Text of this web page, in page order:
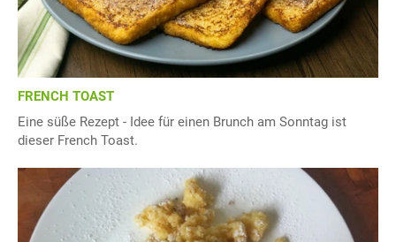
FRENCH TOAST
Eine süße Rezept - Idee für einen Brunch am Sonntag ist
dieser French Toast.